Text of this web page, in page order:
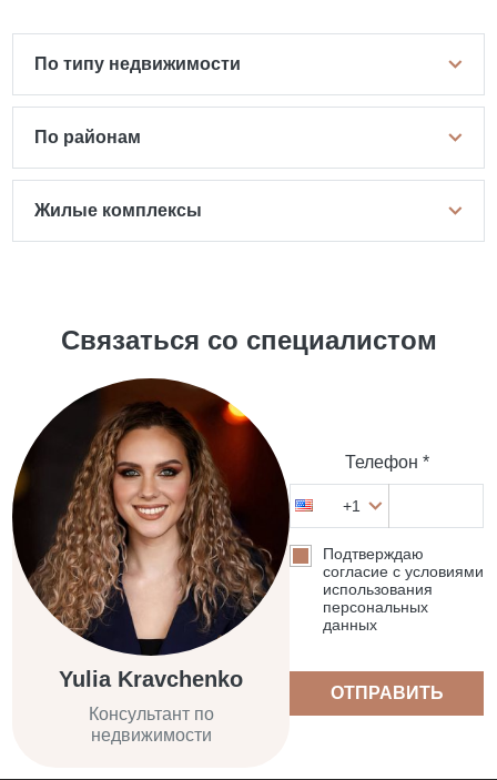
По типу недвижимости
По районам
Жилые комплексы
Связаться со специалистом
Yulia Kravchenko
Консультант по
недвижимости
Телефон *
+1
Подтверждаю
согласие с условиями
использования
персональных
данных
ОТПРАВИТЬ